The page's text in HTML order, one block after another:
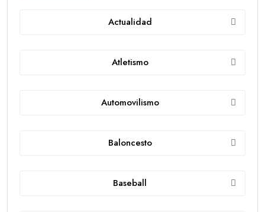
Actualidad
Atletismo
Automovilismo
Baloncesto
Baseball